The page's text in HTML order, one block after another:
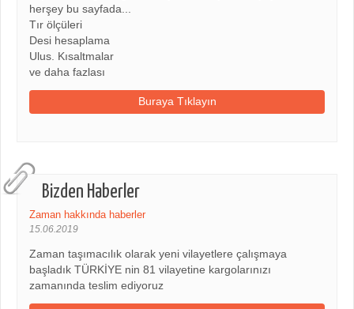
herşey bu sayfada...
Tır ölçüleri
Desi hesaplama
Ulus. Kısaltmalar
ve daha fazlası
Buraya Tıklayın
Bizden Haberler
Zaman hakkında haberler
15.06.2019
Zaman taşımacılık olarak yeni vilayetlere çalışmaya
başladık TÜRKİYE nin 81 vilayetine kargolarınızı
zamanında teslim ediyoruz